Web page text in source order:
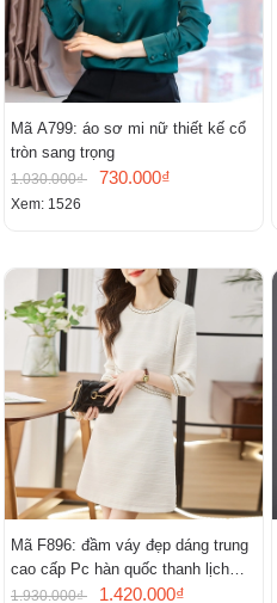
Mã A799: áo sơ mi nữ thiết kế cổ
tròn sang trọng
1.030.000₫ 730.000₫
Xem: 1526
Mã F896: đầm váy đẹp dáng trung
cao cấp Pc hàn quốc thanh lịch
mới
1.930.000₫ 1.420.000₫